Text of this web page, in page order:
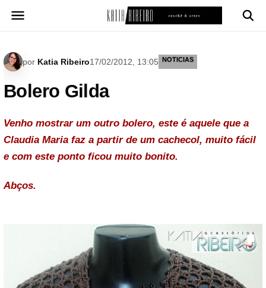
para
por Katia Ribeiro17/02/2012, 13:05 NOTICIAS
Bolero Gilda
Venho mostrar um outro bolero, este é aquele que a
Claudia Maria faz a partir de um cachecol, muito fácil
e com este ponto ficou muito bonito.
Abços.